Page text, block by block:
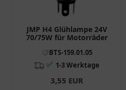
JMP H4 Glühlampe 24V
70/75W für Motorräder
BTS-159.01.05
✅ 1-3 Werktage
3,55 EUR